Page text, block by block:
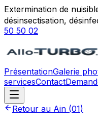
Extermination de
désinsectisation,
50 50 02
PrésentationGalerie
servicesContact
Retour au Ain (01)